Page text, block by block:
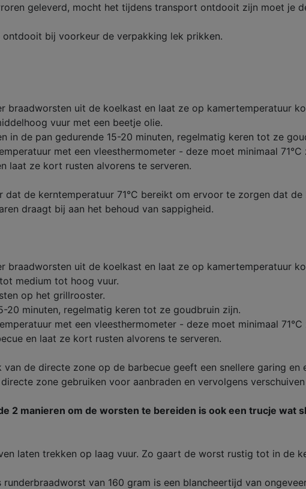
geleverd, mocht het tijdens transport ontdooit zijn moet je
bij voorkeur de verpakking lek prikken.
braadworsten uit de koelkast en laat ze op kamertemperatuur
vuur met een beetje olie.
in de pan gedurende 15-20 minuten, regelmatig keren tot ze
met een vleesthermometer - deze moet minimaal 71°C
laat ze kort rusten alvorens te serveren.
dat de kerntemperatuur 71°C bereikt om ervoor te zorgen dat
draagt bij aan het behoud van sappigheid.
braadworsten uit de koelkast en laat ze op kamertemperatuur
medium tot hoog vuur.
op het grillrooster.
20 minuten, regelmatig keren tot ze goudbruin zijn.
met een vleesthermometer - deze moet minimaal 71°C
en laat ze kort rusten alvorens te serveren.
van de directe zone op de barbecue geeft een snellere garing
zone gebruiken voor aanbraden en vervolgens
2 manieren om de worsten te bereiden is ook een trucje wat
laten trekken op laag vuur. Zo gaart de worst rustig tot in de
runderbraadworst van 160 gram is een blancheertijd van